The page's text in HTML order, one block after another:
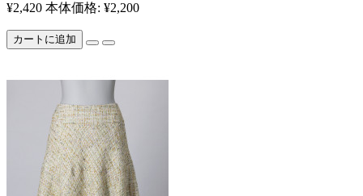
¥2,420 本体価格: ¥2,200
カートに追加